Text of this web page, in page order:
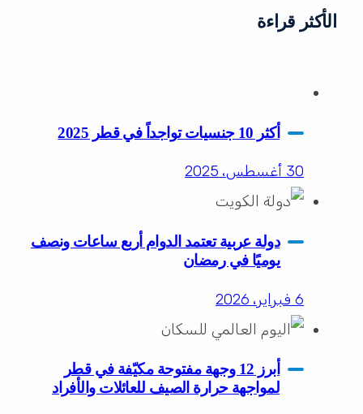
الأكثر قراءة
أكثر 10 جنسيات تواجداً في قطر 2025
30 أغسطس، 2025
دولة عربية تعتمد الدوام أربع ساعات ونصف
يوميًا في رمضان
6 فبراير، 2026
أبرز 12 وجهة مفتوحة مكيّفة في قطر
لمواجهة حرارة الصيف للعائلات والأفراد